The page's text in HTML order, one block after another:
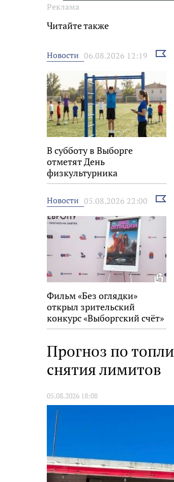
Реклама
Читайте также
Новости 06.08.2026 12:19
В субботу в Выборге
отметят День
физкультурника
Новости 05.08.2026 22:00
Фильм «Без оглядки»
открыл зрительский
конкурс «Выборгский счёт»
на 34-м фестивале «Окно в
Прогноз по
снятия лимитов
05.08.2026 18:08